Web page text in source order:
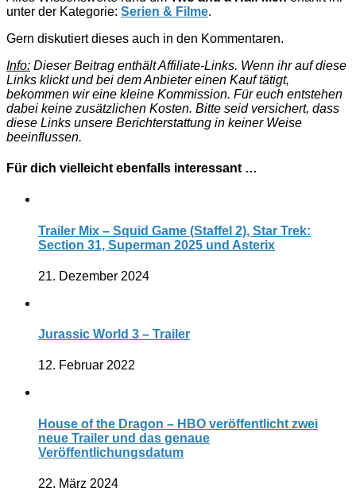
unter der Kategorie: Serien & Filme.
Gern diskutiert dieses auch in den Kommentaren.
Info: Dieser Beitrag enthält Affiliate-Links. Wenn ihr auf diese
Links klickt und bei dem Anbieter einen Kauf tätigt,
bekommen wir eine kleine Kommission. Für euch entstehen
dabei keine zusätzlichen Kosten. Bitte seid versichert, dass
diese Links unsere Berichterstattung in keiner Weise
beeinflussen.
Für dich vielleicht ebenfalls interessant …
Trailer Mix – Squid Game (Staffel 2), Star Trek:
Section 31, Superman 2025 und Asterix
21. Dezember 2024
Jurassic World 3 – Trailer
12. Februar 2022
House of the Dragon – HBO veröffentlicht zwei
neue Trailer und das genaue
Veröffentlichungsdatum
22. März 2024